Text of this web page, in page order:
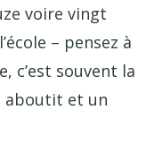
voire vingt
– pensez à
c’est souvent la
aboutit et un